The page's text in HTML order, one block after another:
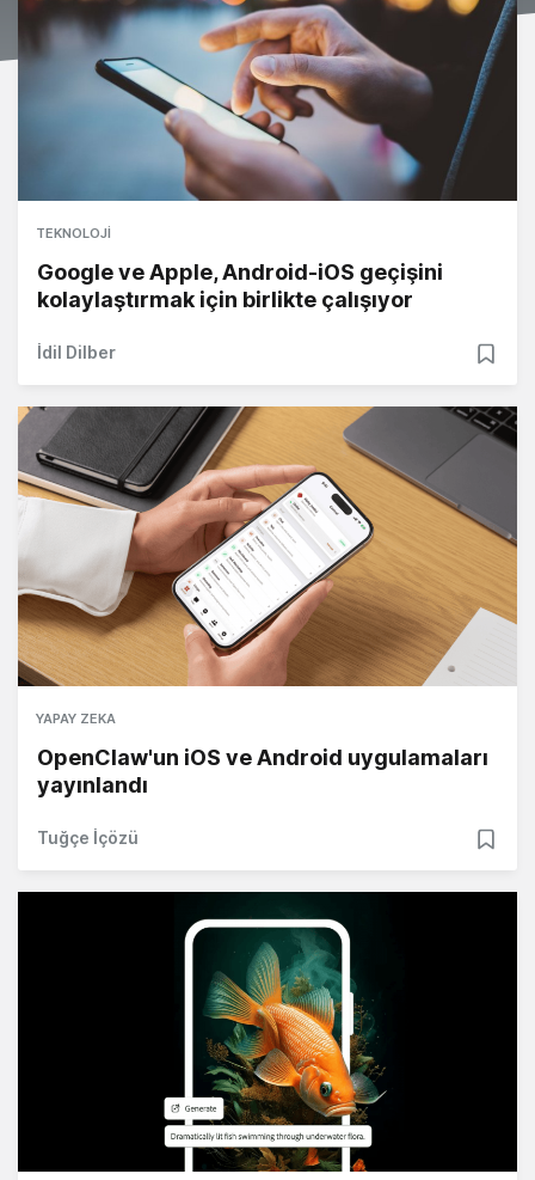
TEKNOLOJI
Google ve Apple, Android-iOS geçişini
kolaylaştırmak için birlikte çalışıyor
İdil Dilber
YAPAY ZEKA
OpenClaw'un iOS ve Android uygulamaları
yayınlandı
Tuğçe İçözü